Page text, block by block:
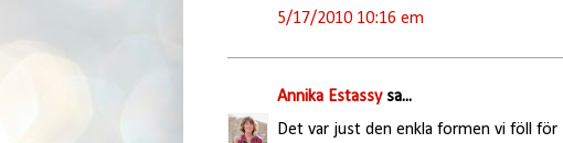
5/17/2010 10:16 em
Annika Estassysa...
Det var just den enkla formen vi föll för